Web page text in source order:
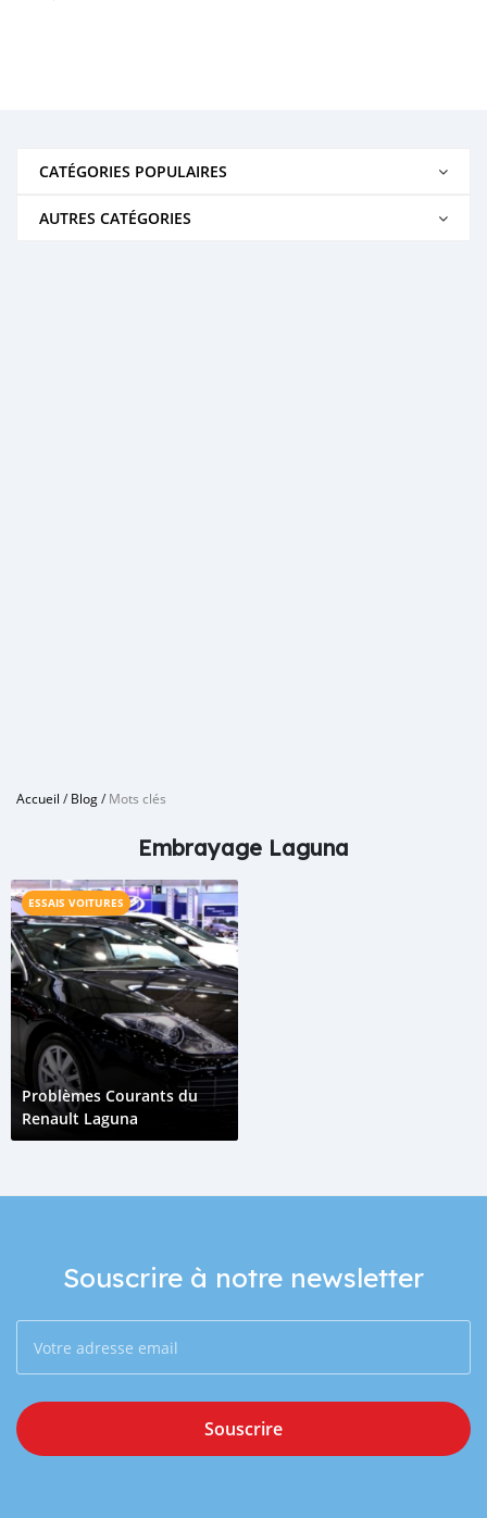
CATÉGORIES POPULAIRES
AUTRES CATÉGORIES
Accueil /Blog/Mots clés
Embrayage Laguna
ESSAIS VOITURES
Problèmes Courants du
Renault Laguna
Souscrire à notre newsletter
Souscrire